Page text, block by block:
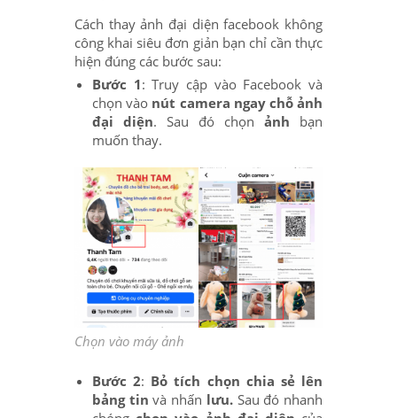
Cách thay ảnh đại diện facebook không
công khai siêu đơn giản bạn chỉ cần thực
hiện đúng các bước sau:
Bước 1: Truy cập vào Facebook và
chọn vào nút camera ngay chỗ ảnh
đại diện. Sau đó chọn ảnh bạn
muốn thay.
Chọn vào máy ảnh
Bước 2: Bỏ tích chọn chia sẻ lên
bảng tin và nhấn lưu. Sau đó nhanh